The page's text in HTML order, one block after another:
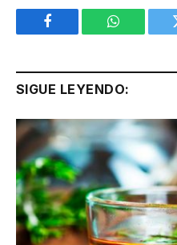
Facebook WhatsApp
SIGUE LEYENDO: